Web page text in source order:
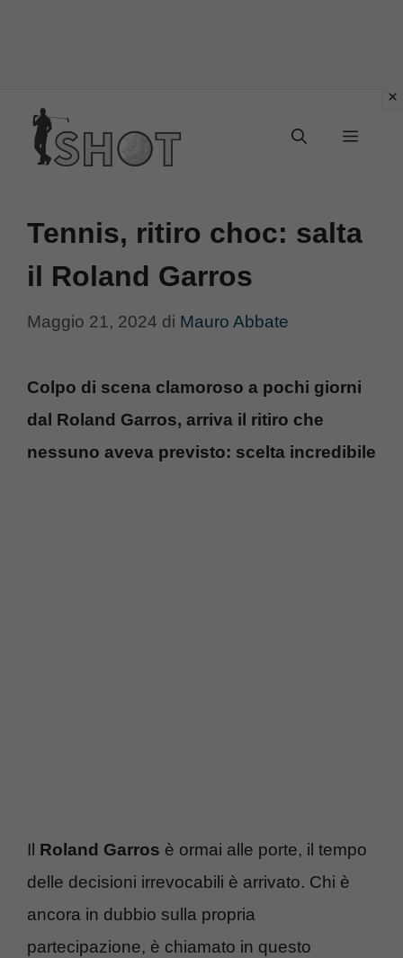
contenuto
Menu
Tennis, ritiro choc: salta
il Roland Garros
Maggio 21, 2024 di Mauro Abbate
Colpo di scena clamoroso a pochi giorni
dal Roland Garros, arriva il ritiro che
nessuno aveva previsto: scelta incredibile
Il Roland Garros è ormai alle porte, il tempo
delle decisioni irrevocabili è arrivato. Chi è
ancora in dubbio sulla propria
partecipazione, è chiamato in questo